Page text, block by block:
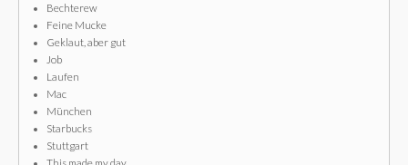
Bechterew
Feine Mucke
Geklaut, aber gut
Job
Laufen
Mac
München
Starbucks
Stuttgart